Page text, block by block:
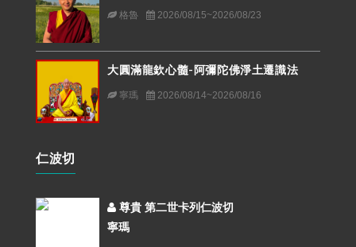
格魯 2026/08/15~2026/08/23
大圓滿龍欽心髓-阿彌陀佛淨土遷識法
寧瑪 2026/08/14~2026/08/16
仁波切
尊貴 第二世卡列仁波切
寧瑪